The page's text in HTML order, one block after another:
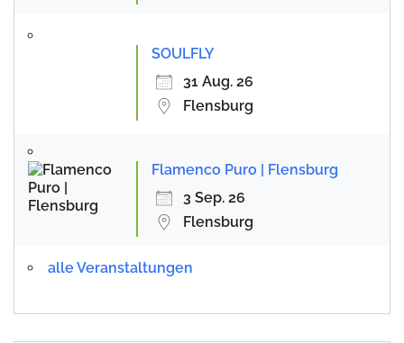
SOULFLY
31 Aug. 26
Flensburg
Flamenco Puro | Flensburg
3 Sep. 26
Flensburg
alle Veranstaltungen